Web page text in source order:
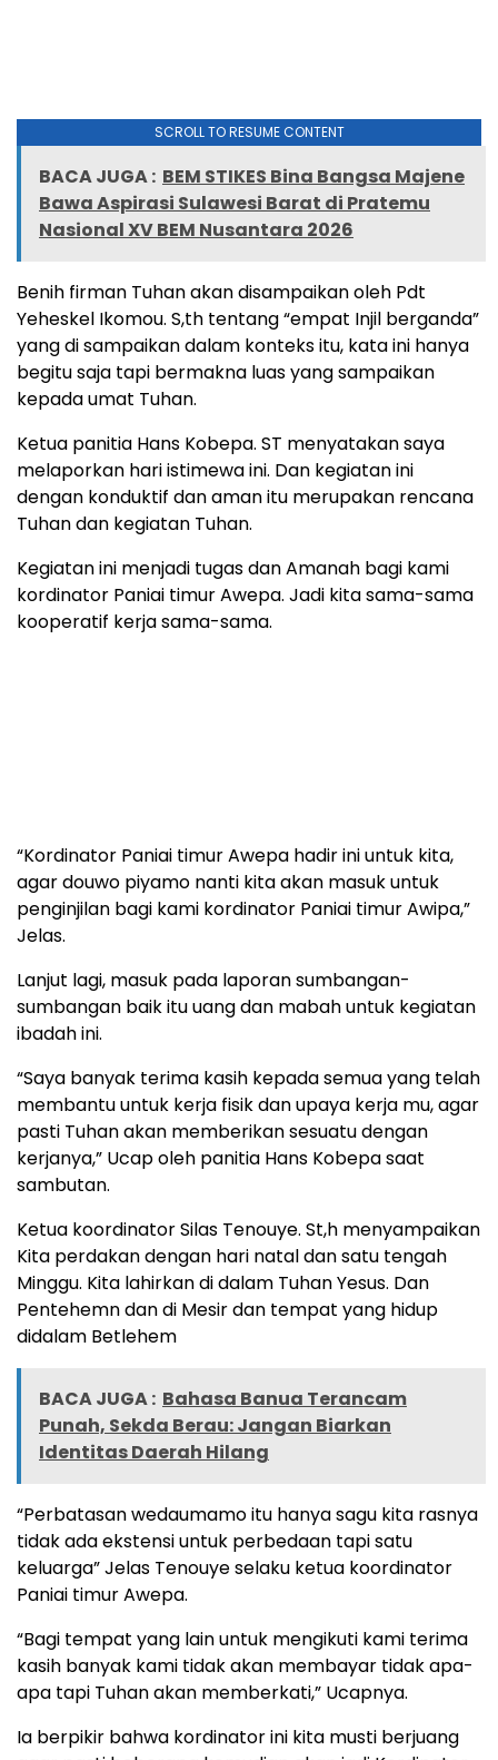
SCROLL TO RESUME CONTENT
BACA JUGA : BEM STIKES Bina Bangsa Majene
Bawa Aspirasi Sulawesi Barat di Pratemu
Nasional XV BEM Nusantara 2026
Benih firman Tuhan akan disampaikan oleh Pdt
Yeheskel Ikomou. S,th tentang “empat Injil berganda”
yang di sampaikan dalam konteks itu, kata ini hanya
begitu saja tapi bermakna luas yang sampaikan
kepada umat Tuhan.
Ketua panitia Hans Kobepa. ST menyatakan saya
melaporkan hari istimewa ini. Dan kegiatan ini
dengan konduktif dan aman itu merupakan rencana
Tuhan dan kegiatan Tuhan.
Kegiatan ini menjadi tugas dan Amanah bagi kami
kordinator Paniai timur Awepa. Jadi kita sama-sama
kooperatif kerja sama-sama.
“Kordinator Paniai timur Awepa hadir ini untuk kita,
agar douwo piyamo nanti kita akan masuk untuk
penginjilan bagi kami kordinator Paniai timur Awipa,”
Jelas.
Lanjut lagi, masuk pada laporan sumbangan-
sumbangan baik itu uang dan mabah untuk kegiatan
ibadah ini.
“Saya banyak terima kasih kepada semua yang telah
membantu untuk kerja fisik dan upaya kerja mu, agar
pasti Tuhan akan memberikan sesuatu dengan
kerjanya,” Ucap oleh panitia Hans Kobepa saat
sambutan.
Ketua koordinator Silas Tenouye. St,h menyampaikan
Kita perdakan dengan hari natal dan satu tengah
Minggu. Kita lahirkan di dalam Tuhan Yesus. Dan
Pentehemn dan di Mesir dan tempat yang hidup
didalam Betlehem
BACA JUGA : Bahasa Banua Terancam
Punah, Sekda Berau: Jangan Biarkan
Identitas Daerah Hilang
“Perbatasan wedaumamo itu hanya sagu kita rasnya
tidak ada ekstensi untuk perbedaan tapi satu
keluarga” Jelas Tenouye selaku ketua koordinator
Paniai timur Awepa.
“Bagi tempat yang lain untuk mengikuti kami terima
kasih banyak kami tidak akan membayar tidak apa-
apa tapi Tuhan akan memberkati,” Ucapnya.
Ia berpikir bahwa kordinator ini kita musti berjuang